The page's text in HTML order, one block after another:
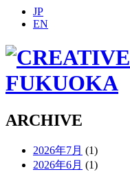
JP
EN
ARCHIVE
2026年7月 (1)
2026年6月 (1)